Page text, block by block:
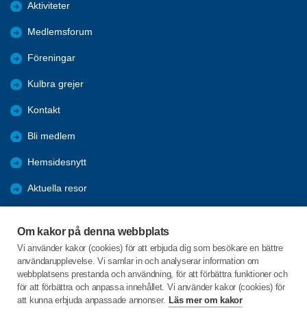
Om kakor på denna webbplats
Vi använder kakor (cookies) för att erbjuda dig som besökare en bättre
användarupplevelse. Vi samlar in och analyserar information om
webbplatsens prestanda och användning, för att förbättra funktioner och
för att förbättra och anpassa innehållet. Vi använder kakor (cookies) för
att kunna erbjuda anpassade annonser. Läs mer om kakor
Aktiviteter
Medlemsforum
Föreningar
Kulbra grejer
Kontakt
Bli medlem
Hemsidesnytt
Aktuella resor
Trygghetsringning
Gårdsrådet
C/o:Skeppsgården